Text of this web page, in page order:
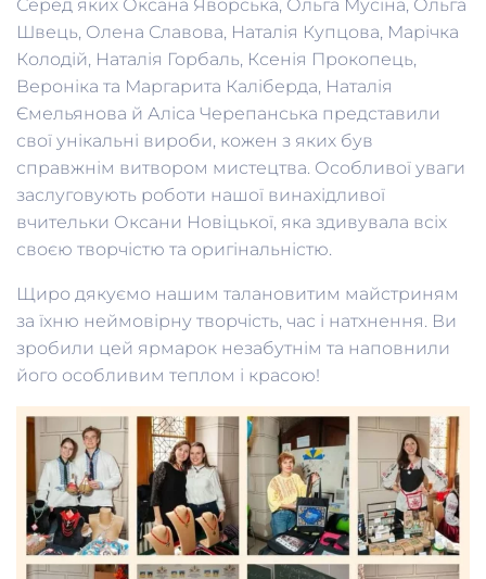
Серед яких Оксана Яворська, Ольга Мусіна, Ольга
Швець, Олена Славова, Наталія Купцова, Марічка
Колодій, Наталія Горбаль, Ксенія Прокопець,
Вероніка та Маргарита Каліберда, Наталія
Ємельянова й Аліса Черепанська представили
свої унікальні вироби, кожен з яких був
справжнім витвором мистецтва. Особливої уваги
заслуговують роботи нашої винахідливої
вчительки Оксани Новіцької, яка здивувала всіх
своєю творчістю та оригінальністю.
Щиро дякуємо нашим талановитим майстриням
за їхню неймовірну творчість, час і натхнення. Ви
зробили цей ярмарок незабутнім та наповнили
його особливим теплом і красою!